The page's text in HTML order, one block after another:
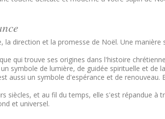
direction et la promesse de Noël. Une manière
qui trouve ses origines dans l'histoire
symbole de lumière, de guidée spirituelle et de
aussi un symbole d'espérance et de
siècles, et au fil du temps, elle s'est répandue
et universel.